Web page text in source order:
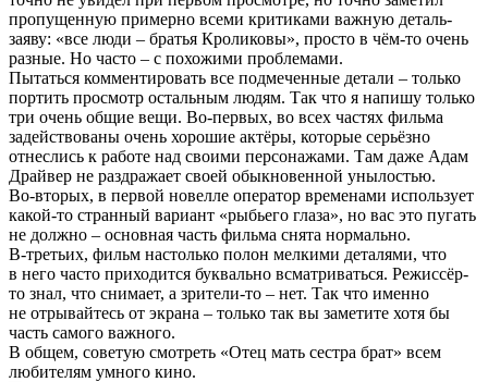
пропущенную примерно всеми критиками важную деталь-
заяву: «все люди – братья Кроликовы», просто в чём-то очень
разные. Но часто – с похожими проблемами.
Пытаться комментировать все подмеченные детали – только
портить просмотр остальным людям. Так что я напишу только
три очень общие вещи. Во-первых, во всех частях фильма
задействованы очень хорошие актёры, которые серьёзно
отнеслись к работе над своими персонажами. Там даже Адам
Драйвер не раздражает своей обыкновенной унылостью.
Во-вторых, в первой новелле оператор временами использует
какой-то странный вариант «рыбьего глаза», но вас это пугать
не должно – основная часть фильма снята нормально.
В-третьих, фильм настолько полон мелкими деталями, что
в него часто приходится буквально всматриваться. Режиссёр-
то знал, что снимает, а зрители-то – нет. Так что именно
не отрывайтесь от экрана – только так вы заметите хотя бы
часть самого важного.
В общем, советую смотреть «Отец мать сестра брат» всем
любителям умного кино.